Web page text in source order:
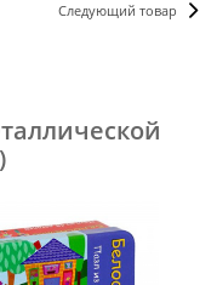
Следующий товар